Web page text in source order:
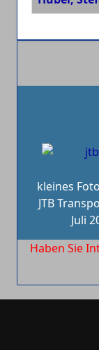
kleines
JTB
Juli
Haben Sie